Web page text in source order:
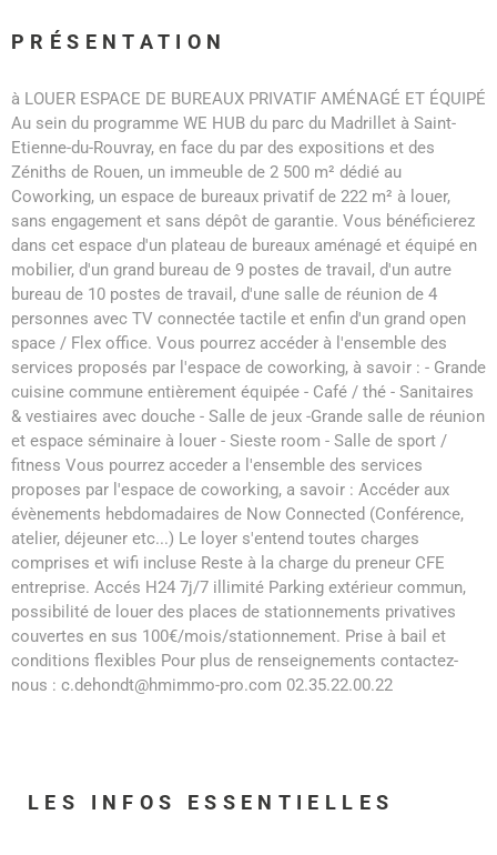
PRÉSENTATION
à LOUER ESPACE DE BUREAUX PRIVATIF AMÉNAGÉ ET ÉQUIPÉ
Au sein du programme WE HUB du parc du Madrillet à Saint-
Etienne-du-Rouvray, en face du par des expositions et des
Zéniths de Rouen, un immeuble de 2 500 m² dédié au
Coworking, un espace de bureaux privatif de 222 m² à louer,
sans engagement et sans dépôt de garantie. Vous bénéficierez
dans cet espace d'un plateau de bureaux aménagé et équipé en
mobilier, d'un grand bureau de 9 postes de travail, d'un autre
bureau de 10 postes de travail, d'une salle de réunion de 4
personnes avec TV connectée tactile et enfin d'un grand open
space / Flex office. Vous pourrez accéder à l'ensemble des
services proposés par l'espace de coworking, à savoir : - Grande
cuisine commune entièrement équipée - Café / thé - Sanitaires
& vestiaires avec douche - Salle de jeux -Grande salle de réunion
et espace séminaire à louer - Sieste room - Salle de sport /
fitness Vous pourrez acceder a l'ensemble des services
proposes par l'espace de coworking, a savoir : Accéder aux
évènements hebdomadaires de Now Connected (Conférence,
atelier, déjeuner etc...) Le loyer s'entend toutes charges
comprises et wifi incluse Reste à la charge du preneur CFE
entreprise. Accés H24 7j/7 illimité Parking extérieur commun,
possibilité de louer des places de stationnements privatives
couvertes en sus 100€/mois/stationnement. Prise à bail et
conditions flexibles Pour plus de renseignements contactez-
nous : c.dehondt@hmimmo-pro.com 02.35.22.00.22
LES INFOS ESSENTIELLES